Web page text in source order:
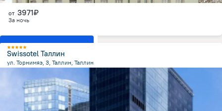
от 3971₽
За ночь
Показать все номера
Swissotel Таллин
ул. Торнимяэ, 3, Таллин, Таллин